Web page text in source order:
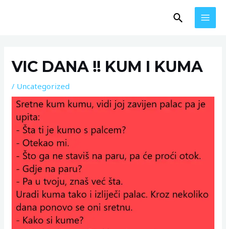
Search
VIC DANA !! KUM I KUMA
/ Uncategorized